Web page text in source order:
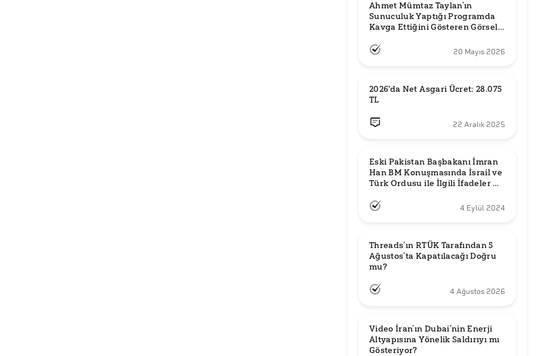
Ahmet Mümtaz Taylan’ın
Sunuculuk Yaptığı Programda
Kavga Ettiğini Gösteren Görsel
20 Mayıs 2026
2026'da Net Asgari Ücret: 28.075
TL
22 Aralık 2025
Eski Pakistan Başbakanı İmran
Han BM Konuşmasında İsrail ve
Türk Ordusu ile İlgili İfadeler mi
4 Eylül 2024
Threads’ın RTÜK Tarafından 5
Ağustos’ta Kapatılacağı Doğru
mu?
4 Ağustos 2026
Video İran’ın Dubai’nin Enerji
Altyapısına Yönelik Saldırıyı mı
Gösteriyor?